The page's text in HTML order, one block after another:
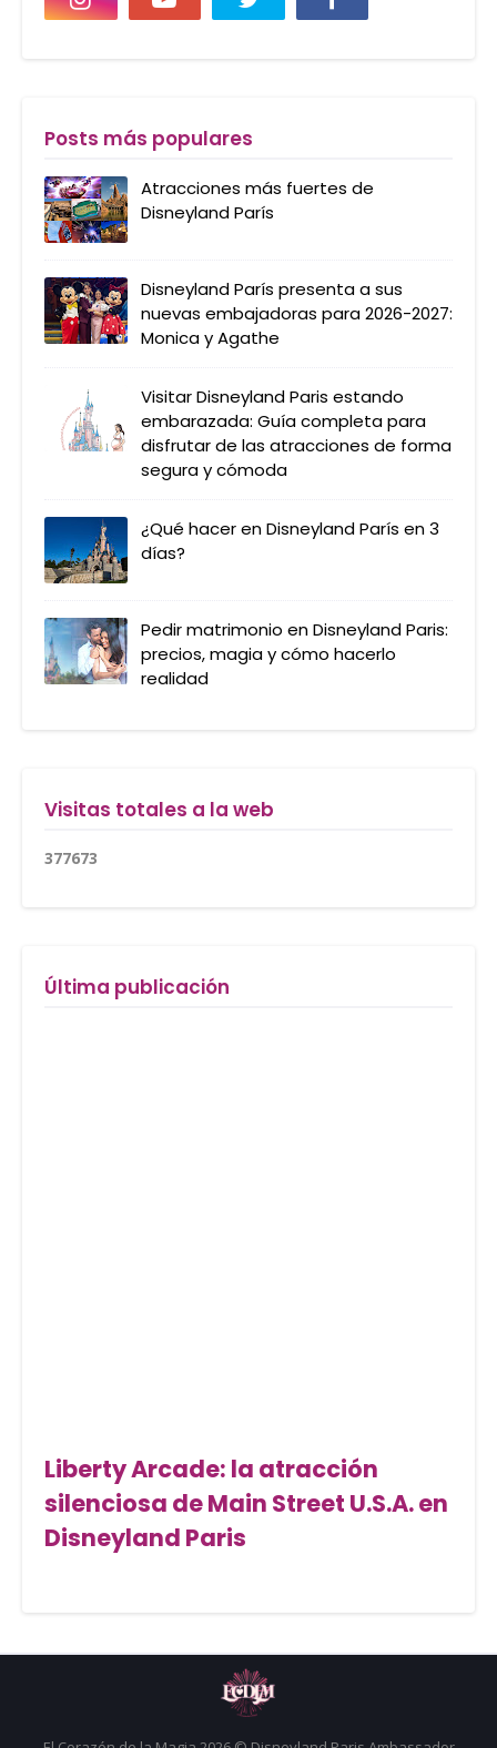
Posts más populares
Atracciones más fuertes de
Disneyland París
Disneyland París presenta a sus
nuevas embajadoras para 2026-2027:
Monica y Agathe
Visitar Disneyland Paris estando
embarazada: Guía completa para
disfrutar de las atracciones de forma
segura y cómoda
¿Qué hacer en Disneyland París en 3
días?
Pedir matrimonio en Disneyland Paris:
precios, magia y cómo hacerlo
realidad
Visitas totales a la web
377673
Última publicación
Liberty Arcade: la atracción
silenciosa de Main Street U.S.A. en
Disneyland Paris